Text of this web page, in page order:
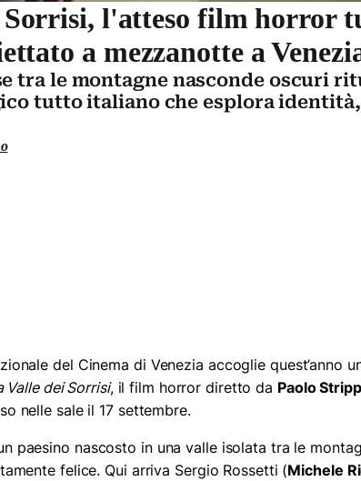
Sorrisi, l'atteso film horror
a mezzanotte a
tra le montagne nasconde oscuri
tutto italiano che esplora
del Cinema di Venezia accoglie quest’anno
Valle dei Sorrisi, il film horror diretto da Paolo
nelle sale il 17 settembre.
paesino nascosto in una valle isolata tra le
felice. Qui arriva Sergio Rossetti (Michele